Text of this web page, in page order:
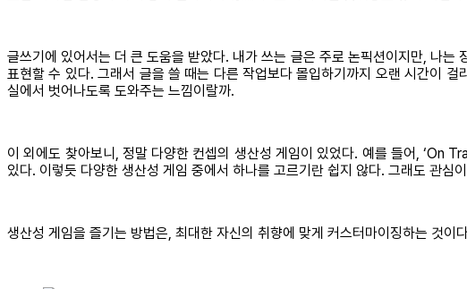
글쓰기에 있어서는 더 큰 도움을 받았다. 내가 쓰는 글은 주로 논픽션이지만, 나
표현할 수 있다. 그래서 글을 쓸 때는 다른 작업보다 몰입하기까지 오랜 시간이
실에서 벗어나도록 도와주는 느낌이랄까.
이 외에도 찾아보니, 정말 다양한 컨셉의 생산성 게임이 있었다. 예를 들어, ‘On
있다. 이렇듯 다양한 생산성 게임 중에서 하나를 고르기란 쉽지 않다. 그래도 관심
생산성 게임을 즐기는 방법은, 최대한 자신의 취향에 맞게 커스터마이징하는 것